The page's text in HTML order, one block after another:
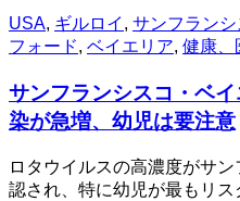
USA, ギルロイ , サンフランシ
フォード, ベイエリア, 健康、
サンフランシスコ・ベ
染が急増、幼児は要注意
ロタウイルスの高濃度がサ
認され、特に幼児が最もリ